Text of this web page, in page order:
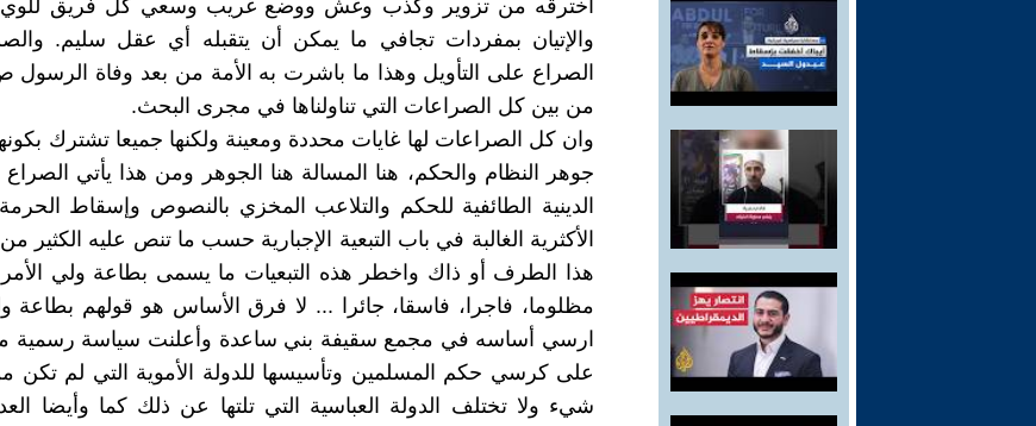
اخترقه من تزوير وكذب وغش ووضع غريب وسعي كل فريق للوي
والإتيان بمفردات تجافي ما يمكن أن يتقبله أي عقل سليم.
الصراع على التأويل وهذا ما باشرت به الأمة من بعد وفاة الرسول
من بين كل الصراعات التي تناولناها في مجرى البحث.
وان كل الصراعات لها غايات محددة ومعينة ولكنها جميعا تشترك
جوهر النظام والحكم، هنا المسالة هنا الجوهر ومن هذا يأتي
الدينية الطائفية للحكم والتلاعب المخزي بالنصوص وإسقاط
الأكثرية الغالبة في باب التبعية الإجبارية حسب ما تنص عليه الكثير
هذا الطرف أو ذاك واخطر هذه التبعيات ما يسمى بطاعة ولي الأمر
مظلوما، فاجرا، فاسقا، جائرا ... لا فرق الأساس هو قولهم بطاعة
ارسي أساسه في مجمع سقيفة بني ساعدة وأعلنت سياسة رسمية
على كرسي حكم المسلمين وتأسيسها للدولة الأموية التي لم تكن
شيء ولا تختلف الدولة العباسية التي تلتها عن ذلك كما وأيضا